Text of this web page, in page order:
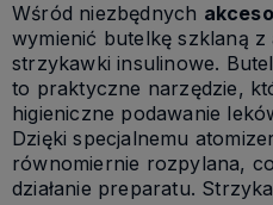
Wśród niezbędnych
wymienić butelkę szklaną
strzykawki insulinowe.
to praktyczne narzędzie,
higieniczne podawanie
Dzięki specjalnemu
równomiernie rozpylana,
działanie preparatu.